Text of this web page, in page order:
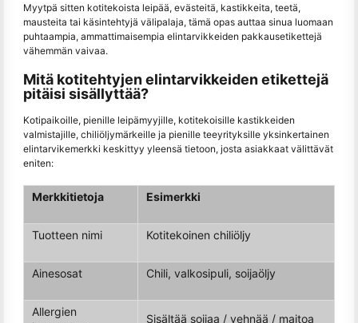
Myytpä sitten kotitekoista leipää, evästeitä, kastikkeita, teetä,
mausteita tai käsintehtyjä välipalaja, tämä opas auttaa sinua luomaan
puhtaampia, ammattimaisempia elintarvikkeiden pakkausetikettejä
vähemmän vaivaa.
Mitä kotitehtyjen elintarvikkeiden etikettejä
pitäisi sisällyttää?
Kotipaikoille, pienille leipämyyjille, kotitekoisille kastikkeiden
valmistajille, chiliöljymärkeille ja pienille teeyrityksille yksinkertainen
elintarvikemerkki keskittyy yleensä tietoon, josta asiakkaat välittävät
eniten:
Merkkitietoja Esimerkki
Tuotteen nimi Kotitekoinen chiliöljy
Ainesosat Chili, valkosipuli, soijaöljy
Allergien
Sisältää soijaa / vehnää / maitoa